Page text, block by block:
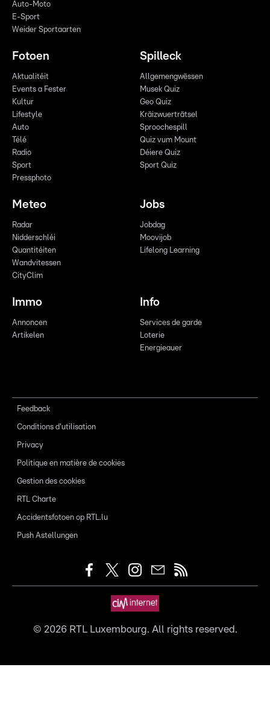
Auto-Moto
E-Sport
Weider Sportaarten
Fotoen
Aktualitéit
Events a Fester
Kultur
Lifestyle
Auto
Télé
Radio
Sport
Pressphoto
Spilleck
Allgemengwëssen
Musek Quiz
Geo Quiz
Kräizwuerträtsel
Sproochespill
Quiz vum Mount
Déiere Quiz
Sport Quiz
Meteo
Radar
Nidderschléi
Quantitéiten
Wandvitessen
CityClim
Jobs
Jobdag
Moovijob
Lifelong Learning
Immo
Annoncen
Artikelen
Info
Services de garde
Loterie
Energieauer
Feedback
Conditions d'utilisation
Privacy
Politique en matière de cookies
Gestion des cookies
RTL Charte
Accidentsfotoen op RTL.lu
Push Astellungen
© 2026RTL Luxembourg. All rights reserved.